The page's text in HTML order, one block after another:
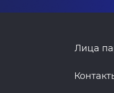
Лица